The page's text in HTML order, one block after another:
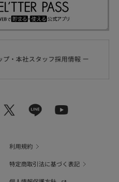
利用規約
特定商取引法に基づく表記